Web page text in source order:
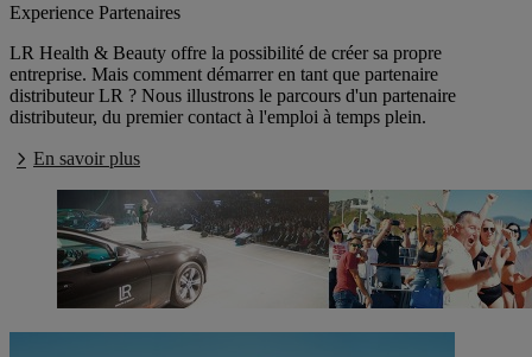
Experience Partenaires
LR Health & Beauty offre la possibilité de créer sa propre
entreprise. Mais comment démarrer en tant que partenaire
distributeur LR ? Nous illustrons le parcours d'un partenaire
distributeur, du premier contact à l'emploi à temps plein.
En savoir plus